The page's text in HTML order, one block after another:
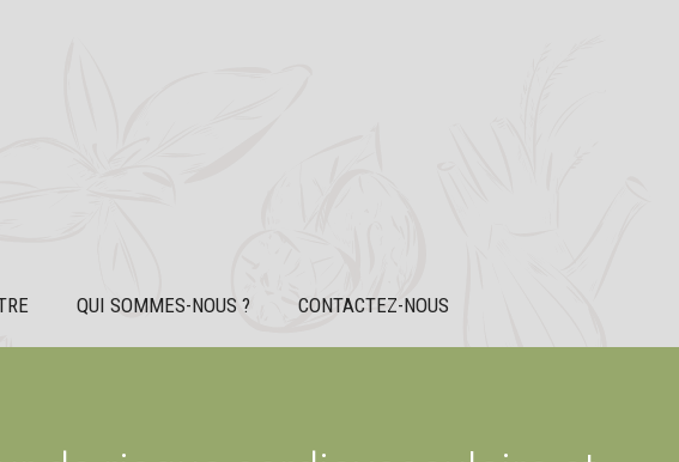
QUI SOMMES-NOUS ? CONTACTEZ-NOUS